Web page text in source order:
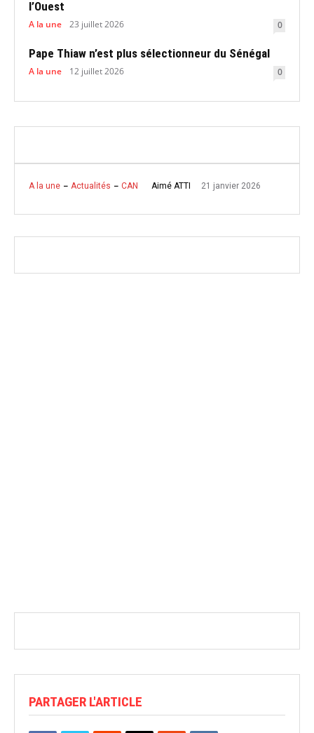
l’Ouest
A la une 23 juillet 2026 0
Pape Thiaw n’est plus sélectionneur du Sénégal
A la une 12 juillet 2026 0
A la une Actualités CAN Aimé ATTI 21 janvier 2026
PARTAGER L'ARTICLE